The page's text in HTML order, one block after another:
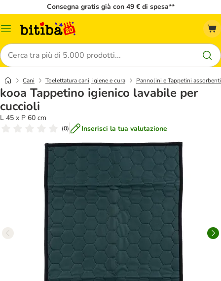
Consegna gratis già con 49 € di spesa**
Overview
Cerca
Cani Toelettatura cani, igiene e cura Pannolini e Tappetini assorbenti
kooa Tappetino igienico lavabile per
cuccioli
L 45 x P 60 cm
(0) Inserisci la tua valutazione